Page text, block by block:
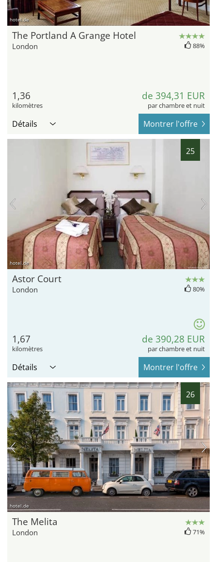
hotel.de
The Portland A Grange Hotel
London 88%
1,36
kilomètres
de 394,31 EUR
par chambre et nuit
Détails Montrer l'offre
25
hotel.de
Astor Court
London 80%
1,67
kilomètres
de 390,28 EUR
par chambre et nuit
Détails Montrer l'offre
26
hotel.de
The Melita
London 71%